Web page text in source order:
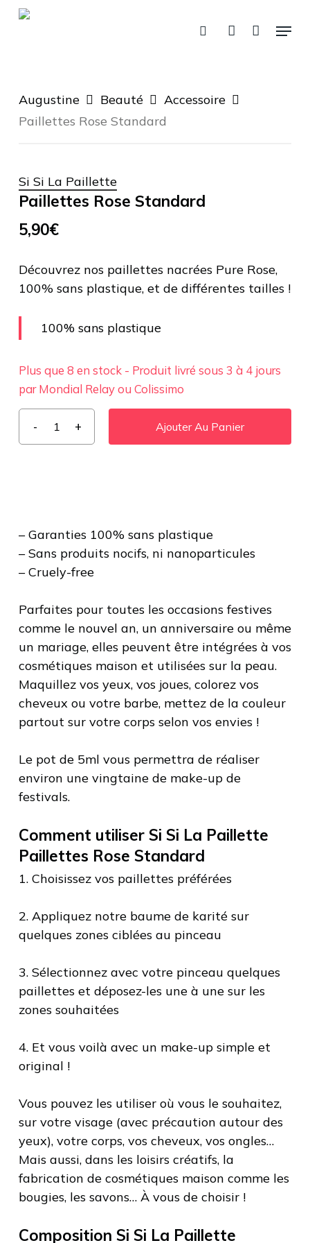
Skip
rechercheaccountMenu
Augustine Beauté
Accessoire
Paillettes Rose Standard
Si Si La Paillette
Paillettes Rose Standard
5,90€
Découvrez nos paillettes nacrées Pure Rose,
100% sans plastique, et de différentes tailles !
100% sans plastique
Plus que 8 en stock - Produit livré sous 3 à 4 jours
par Mondial Relay ou Colissimo
Ajouter Au Panier
– Garanties 100% sans plastique
– Sans produits nocifs, ni nanoparticules
– Cruely-free
Parfaites pour toutes les occasions festives
comme le nouvel an, un anniversaire ou même
un mariage, elles peuvent être intégrées à vos
cosmétiques maison et utilisées sur la peau.
Maquillez vos yeux, vos joues, colorez vos
cheveux ou votre barbe, mettez de la couleur
partout sur votre corps selon vos envies !
Le pot de 5ml vous permettra de réaliser
environ une vingtaine de make-up de
festivals.
Comment utiliser Si Si La Paillette
Paillettes Rose Standard
1. Choisissez vos paillettes préférées
2. Appliquez notre baume de karité sur
quelques zones ciblées au pinceau
3. Sélectionnez avec votre pinceau quelques
paillettes et déposez-les une à une sur les
zones souhaitées
4. Et vous voilà avec un make-up simple et
original !
Vous pouvez les utiliser où vous le souhaitez,
sur votre visage (avec précaution autour des
yeux), votre corps, vos cheveux, vos ongles…
Mais aussi, dans les loisirs créatifs, la
fabrication de cosmétiques maison comme les
bougies, les savons… À vous de choisir !
Composition Si Si La Paillette